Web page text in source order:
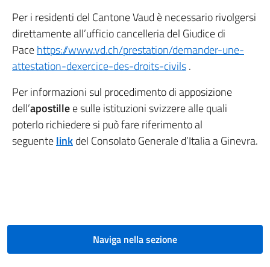
Per i residenti del Cantone Vaud è necessario rivolgersi
direttamente all’ufficio cancelleria del Giudice di
Pacehttps://www.vd.ch/prestation/demander-une-
attestation-dexercice-des-droits-civils.
Per informazioni sul procedimento di apposizione
dell’apostillee sulle istituzioni svizzere alle quali
poterlo richiedere si può fare riferimento al
seguentelinkdel Consolato Generale d’Italia a Ginevra.
Naviga nella sezione